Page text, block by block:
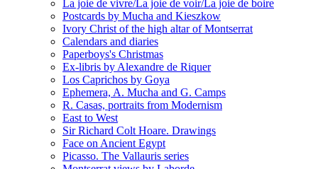
La joie de vivre/La joie de voir/La joie de boire
Postcards by Mucha and Kieszkow
Ivory Christ of the high altar of Montserrat
Calendars and diaries
Paperboys's Christmas
Ex-libris by Alexandre de Riquer
Los Caprichos by Goya
Ephemera, A. Mucha and G. Camps
R. Casas, portraits from Modernism
East to West
Sir Richard Colt Hoare. Drawings
Face on Ancient Egypt
Picasso. The Vallauris series